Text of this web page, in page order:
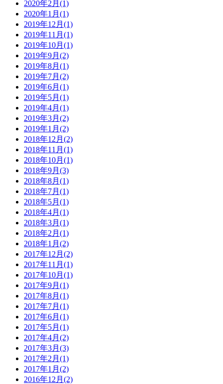
2020年2月(1)
2020年1月(1)
2019年12月(1)
2019年11月(1)
2019年10月(1)
2019年9月(2)
2019年8月(1)
2019年7月(2)
2019年6月(1)
2019年5月(1)
2019年4月(1)
2019年3月(2)
2019年1月(2)
2018年12月(2)
2018年11月(1)
2018年10月(1)
2018年9月(3)
2018年8月(1)
2018年7月(1)
2018年5月(1)
2018年4月(1)
2018年3月(1)
2018年2月(1)
2018年1月(2)
2017年12月(2)
2017年11月(1)
2017年10月(1)
2017年9月(1)
2017年8月(1)
2017年7月(1)
2017年6月(1)
2017年5月(1)
2017年4月(2)
2017年3月(3)
2017年2月(1)
2017年1月(2)
2016年12月(2)